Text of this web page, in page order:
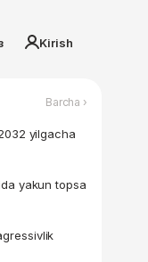
Kirish
Barcha ›
yilgacha
yakun topsa